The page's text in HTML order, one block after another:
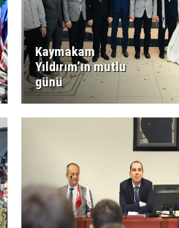
Kaymakam
Yıldırım’ın mutlu
günü